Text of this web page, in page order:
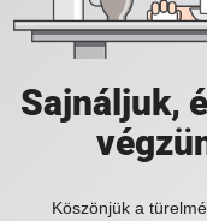
Sajnáljuk,
Köszönjük a